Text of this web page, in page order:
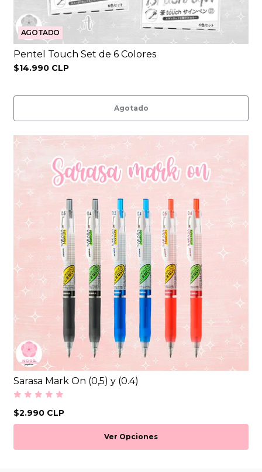
AGOTADO
Pentel Touch Set de 6 Colores
$14.990 CLP
Agotado
Sarasa Mark On (0,5) y (0.4)
$2.990 CLP
Ver Opciones